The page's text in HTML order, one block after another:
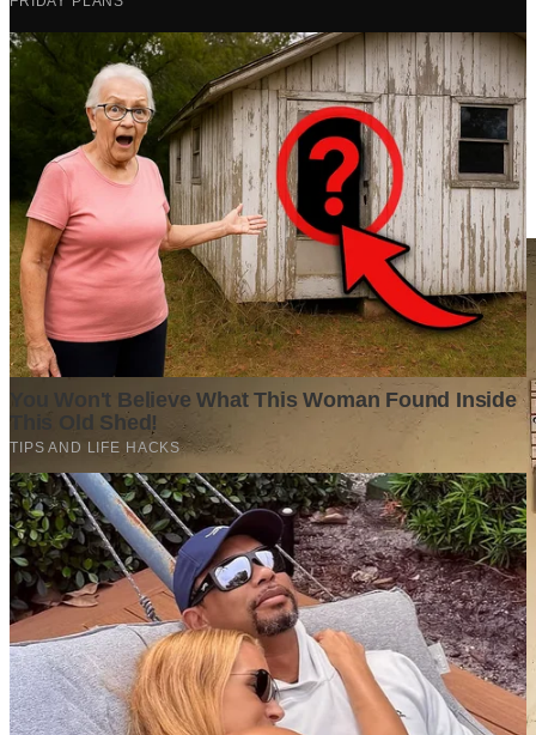
Berita Terpopuler
Surat Somasi Penyerobotan Tanah Terbaru 2024, Lengkap
Dengan Penjelasannya!
Tech·2 years ago